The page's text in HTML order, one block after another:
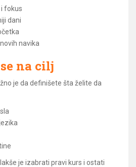
fokus
dani
navika
na cilj
je da definišete šta želite da
je izabrati pravi kurs i ostati